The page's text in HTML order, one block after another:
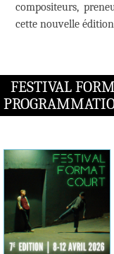
compositeurs,
cette nouvelle
FESTIVAL